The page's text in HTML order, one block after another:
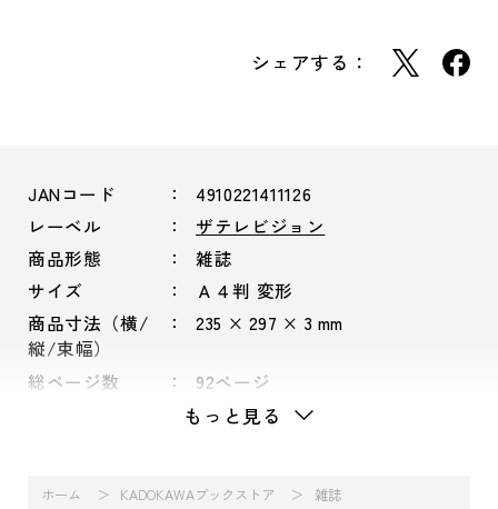
シェアする：
JANコード
4910221411126
レーベル
ザテレビジョン
商品形態
雑誌
サイズ
Ａ４判 変形
商品寸法（横/
縦/束幅）
235 × 297 × 3 mm
総ページ数 92ページ
もっと見る
ホーム KADOKAWAブックストア 雑誌